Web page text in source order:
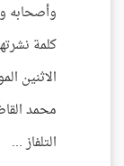
وأصحابه
كلمة
محمد
التلفاز ...